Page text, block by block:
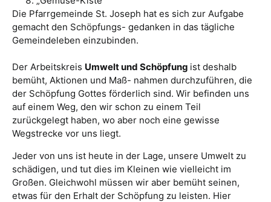
Die Pfarrgemeinde St. Joseph hat es sich zur Aufgabe
gemacht den Schöpfungs- gedanken in das tägliche
Gemeindeleben einzubinden.
Der Arbeitskreis Umwelt und Schöpfung ist deshalb
bemüht, Aktionen und Maß- nahmen durchzuführen, die
der Schöpfung Gottes förderlich sind. Wir befinden uns
auf einem Weg, den wir schon zu einem Teil
zurückgelegt haben, wo aber noch eine gewisse
Wegstrecke vor uns liegt.
Jeder von uns ist heute in der Lage, unsere Umwelt zu
schädigen, und tut dies im Kleinen wie vielleicht im
Großen. Gleichwohl müssen wir aber bemüht seinen,
etwas für den Erhalt der Schöpfung zu leisten. Hier